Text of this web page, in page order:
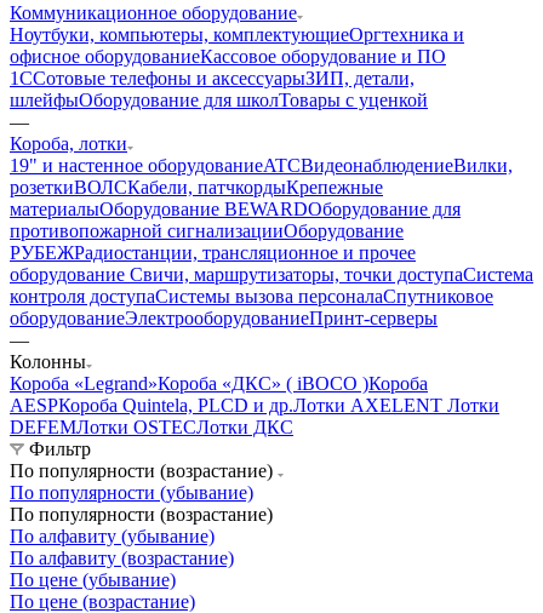
Коммуникационное оборудование
Ноутбуки, компьютеры, комплектующиеОргтехника и
офисное оборудованиеКассовое оборудование и ПО
1ССотовые телефоны и аксессуарыЗИП, детали,
шлейфыОборудование для школТовары с уценкой
—
Короба, лотки
19" и настенное оборудованиеATCВидеонаблюдениеВилки,
розеткиВОЛСКабели, патчкордыКрепежные
материалыОборудование BEWARDОборудование для
противопожарной сигнализацииОборудование
РУБЕЖРадиостанции, трансляционное и прочее
оборудование Свичи, маршрутизаторы, точки доступаСистема
контроля доступаСистемы вызова персоналаСпутниковое
оборудованиеЭлектрооборудованиеПринт-серверы
—
Колонны
Короба «Legrand»Короба «ДКС» ( iBOCO )Короба
AESPКороба Quintela, PLCD и др.Лотки AXELENT Лотки
DEFEMЛотки OSTECЛотки ДКС
Фильтр
По популярности (возрастание)
По популярности (убывание)
По популярности (возрастание)
По алфавиту (убывание)
По алфавиту (возрастание)
По цене (убывание)
По цене (возрастание)